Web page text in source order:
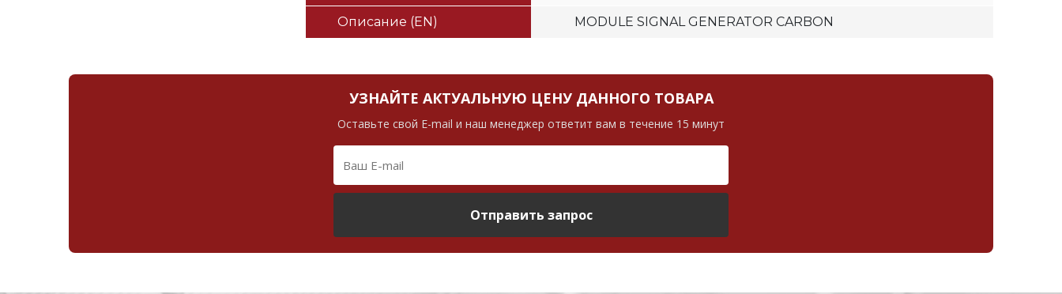
Описание (EN) MODULE SIGNAL GENERATOR CARBON
УЗНАЙТЕ АКТУАЛЬНУЮ ЦЕНУ ДАННОГО ТОВАРА
Оставьте свой E-mail и наш менеджер ответит вам в течение 15 минут
Отправить запрос